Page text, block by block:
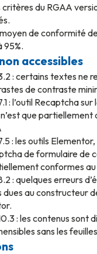
critères du RGAA
de conformité
95%.
accessibles
: certains textes ne
de contraste
: l’outil Recaptcha
que
: les outils
de formulaire de
conformes au
: quelques erreurs
au constructeur
: les contenus sont
sans les